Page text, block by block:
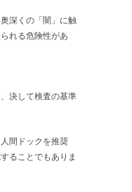
深くの「闇」に触
れる危険性があ
決して検査の基準
間ドックを推奨
ることでもありま